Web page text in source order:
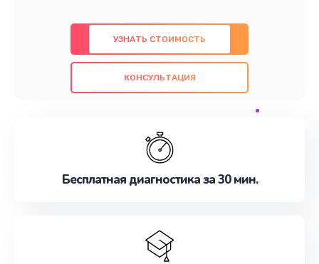
предлагаем быстрый и качественный ремонт с
использованием оригинальных компонентов, а
также гарантируем качество всех
проведенных работ. Наша цель - предоставить
наилучшим образом. Не медлите записаться на
УЗНАТЬ СТОИМОСТЬ
КОНСУЛЬТАЦИЯ
Бесплатная диагностика за 30 мин.